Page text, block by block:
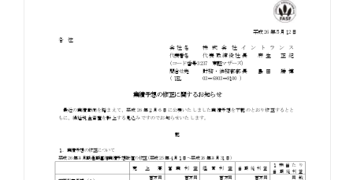
お役立ちコラム
採用情報